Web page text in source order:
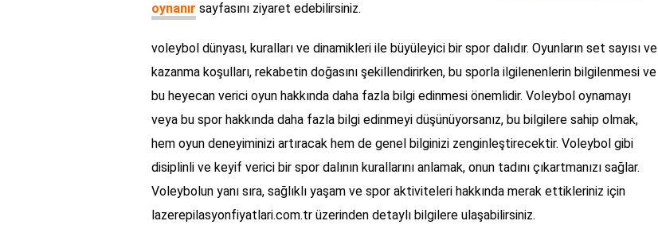
oynanır sayfasını ziyaret edebilirsiniz.
voleybol dünyası, kuralları ve dinamikleri ile büyüleyici bir spor dalıdır. Oyunların set sayısı ve
kazanma koşulları, rekabetin doğasını şekillendirirken, bu sporla ilgilenenlerin bilgilenmesi ve
bu heyecan verici oyun hakkında daha fazla bilgi edinmesi önemlidir. Voleybol oynamayı
veya bu spor hakkında daha fazla bilgi edinmeyi düşünüyorsanız, bu bilgilere sahip olmak,
hem oyun deneyiminizi artıracak hem de genel bilginizi zenginleştirecektir. Voleybol gibi
disiplinli ve keyif verici bir spor dalının kurallarını anlamak, onun tadını çıkartmanızı sağlar.
Voleybolun yanı sıra, sağlıklı yaşam ve spor aktiviteleri hakkında merak ettikleriniz için
lazerepilasyonfiyatlari.com.tr üzerinden detaylı bilgilere ulaşabilirsiniz.